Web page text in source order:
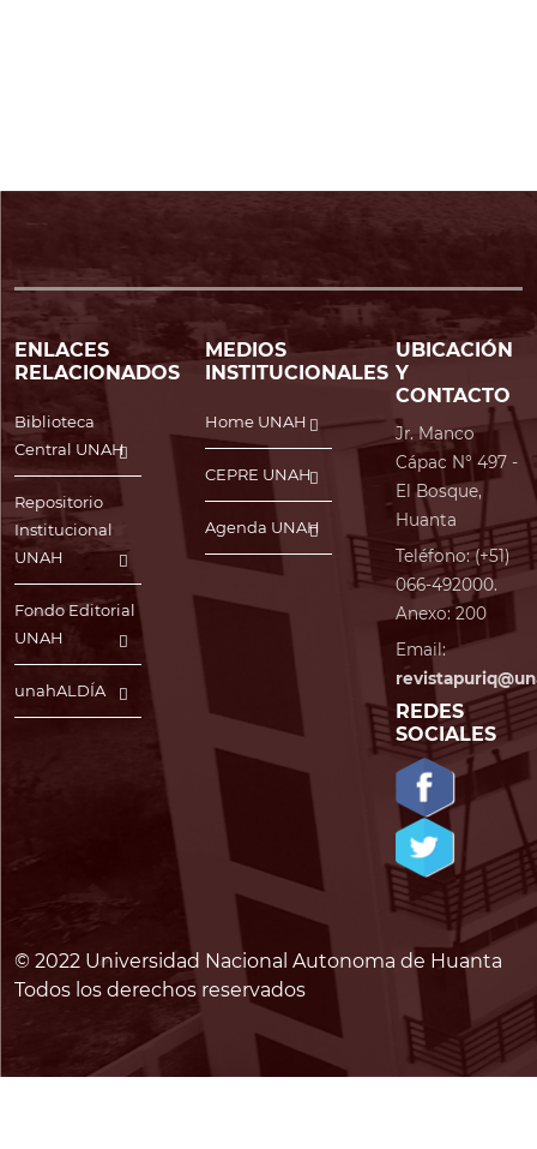
ENLACES
RELACIONADOS
Biblioteca
Central UNAH
Repositorio
Institucional
UNAH
Fondo Editorial
UNAH
unahALDÍA
MEDIOS
INSTITUCIONALES
Home UNAH
CEPRE UNAH
Agenda UNAH
UBICACIÓN
Y
CONTACTO
Jr. Manco
Cápac N° 497 -
El Bosque,
Huanta
Teléfono: (+51)
066-492000.
Anexo: 200
Email:
REDES
SOCIALES
© 2022 Universidad Nacional Autonoma de Huanta
Todos los derechos reservados